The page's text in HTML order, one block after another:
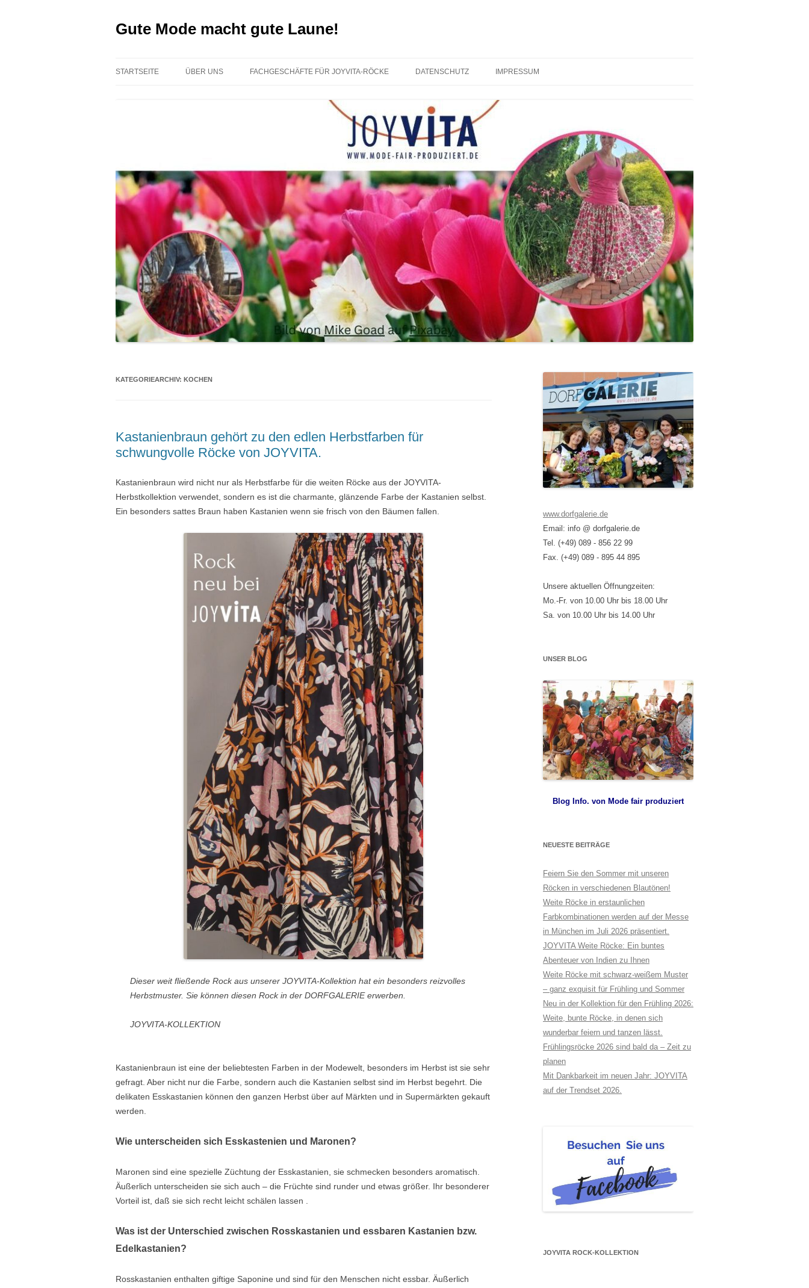
Gute Mode macht gute Laune!
STARTSEITE ÜBER UNS FACHGESCHÄFTE FÜR JOYVITA-RÖCKE DATENSCHUTZ IMPRESSUM
KATEGORIEARCHIV: KOCHEN
Kastanienbraun gehört zu den edlen Herbstfarben für
schwungvolle Röcke von JOYVITA.
Kastanienbraun wird nicht nur als Herbstfarbe für die weiten Röcke aus der JOYVITA-
Herbstkollektion verwendet, sondern es ist die charmante, glänzende Farbe der Kastanien selbst.
Ein besonders sattes Braun haben Kastanien wenn sie frisch von den Bäumen fallen.
Dieser weit fließende Rock aus unserer JOYVITA-Kollektion hat ein besonders reizvolles
Herbstmuster. Sie können diesen Rock in der DORFGALERIE erwerben.
JOYVITA-KOLLEKTION
Kastanienbraun ist eine der beliebtesten Farben in der Modewelt, besonders im Herbst ist sie sehr
gefragt. Aber nicht nur die Farbe, sondern auch die Kastanien selbst sind im Herbst begehrt. Die
delikaten Esskastanien können den ganzen Herbst über auf Märkten und in Supermärkten gekauft
werden.
Wie unterscheiden sich Esskastenien und Maronen?
Maronen sind eine spezielle Züchtung der Esskastanien, sie schmecken besonders aromatisch.
Äußerlich unterscheiden sie sich auch – die Früchte sind runder und etwas größer. Ihr besonderer
Vorteil ist, daß sie sich recht leicht schälen lassen .
Was ist der Unterschied zwischen Rosskastanien und essbaren Kastanien bzw.
Edelkastanien?
Rosskastanien enthalten giftige Saponine und sind für den Menschen nicht essbar. Äußerlich
www.dorfgalerie.de
Email: info @ dorfgalerie.de
Tel. (+49) 089 - 856 22 99
Fax. (+49) 089 - 895 44 895
Unsere aktuellen Öffnungzeiten:
Mo.-Fr. von 10.00 Uhr bis 18.00 Uhr
Sa. von 10.00 Uhr bis 14.00 Uhr
UNSER BLOG
Blog Info. von Mode fair produziert
NEUESTE BEITRÄGE
Feiern Sie den Sommer mit unseren
Röcken in verschiedenen Blautönen!
Weite Röcke in erstaunlichen
Farbkombinationen werden auf der Messe
in München im Juli 2026 präsentiert.
JOYVITA Weite Röcke: Ein buntes
Abenteuer von Indien zu Ihnen
Weite Röcke mit schwarz-weißem Muster
– ganz exquisit für Frühling und Sommer
Neu in der Kollektion für den Frühling 2026:
Weite, bunte Röcke, in denen sich
wunderbar feiern und tanzen lässt.
Frühlingsröcke 2026 sind bald da – Zeit zu
planen
Mit Dankbarkeit im neuen Jahr: JOYVITA
auf der Trendset 2026.
JOYVITA ROCK-KOLLEKTION